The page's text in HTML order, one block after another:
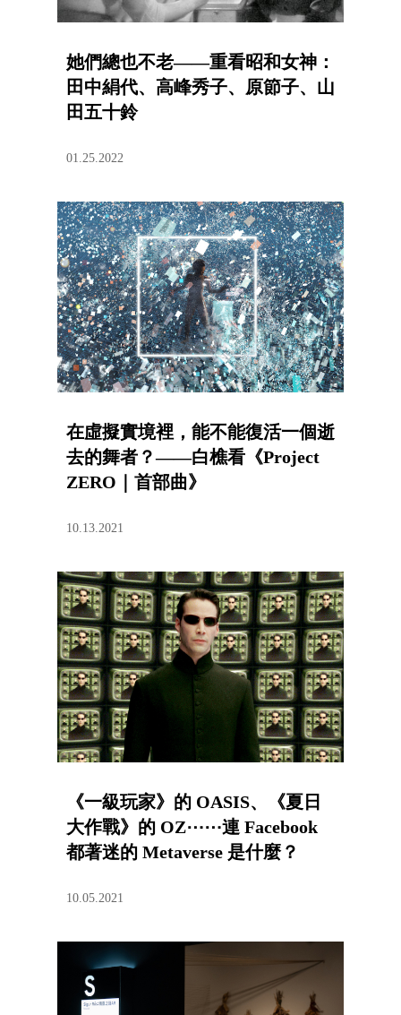
她們總也不老——重看昭和女神：
田中絹代、高峰秀子、原節子、山
田五十鈴
01.25.2022
在虛擬實境裡，能不能復活一個逝
去的舞者？——白樵看《Project
ZERO｜首部曲》
10.13.2021
《一級玩家》的 OASIS、《夏日
大作戰》的 OZ⋯⋯連 Facebook
都著迷的 Metaverse 是什麼？
10.05.2021